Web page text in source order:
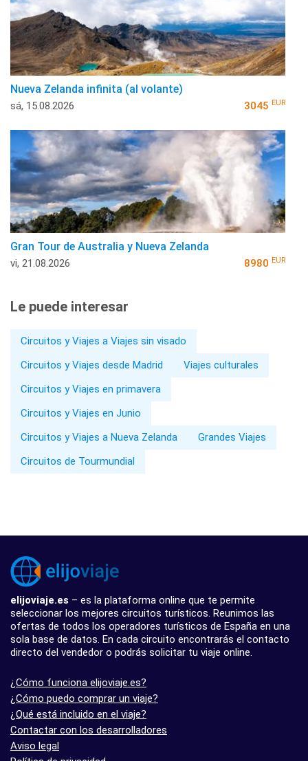
Nueva Zelanda infinita (al volante)
sá, 15.08.2026 3045 EUR
Gran Tour de Australia y Nueva Zelanda
vi, 21.08.2026 8980 EUR
Le puede interesar
Circuitos y Viajes a Viajes sin visado
Circuitos y Viajes desde Madrid
Viajes culturales
Circuitos y Viajes en primavera
Circuitos y Viajes en Junio
Circuitos y Viajes a Nueva Zelanda
Grandes Viajes
Circuitos de Tourmundial
elijoviaje.es – es la plataforma online que te permite
seleccionar los mejores circuitos turísticos. Reunimos las
ofertas de todos los operadores turísticos de España en una
sola base de datos. En cada circuito encontrarás el contacto
directo del vendedor o podrás solicitar tu viaje online.
¿Cómo funciona elijoviaje.es?
¿Cómo puedo comprar un viaje?
¿Qué está incluido en el viaje?
Contactar con los desarrolladores
Aviso legal